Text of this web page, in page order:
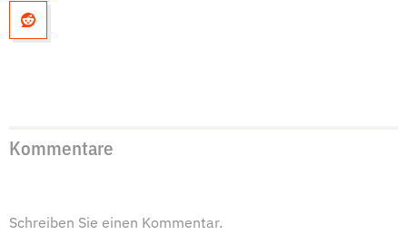
Kommentare
Schreiben Sie einen Kommentar.